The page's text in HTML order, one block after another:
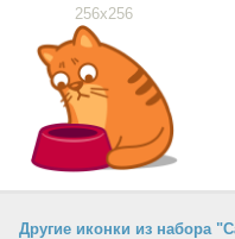
256x256
Другие иконки из набора